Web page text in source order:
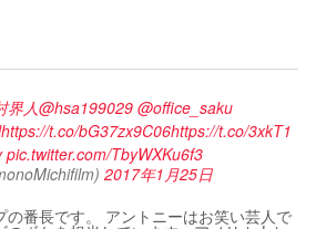
界人@hsa199029 @office_saku
https://t.co/bG37zx9C06https://t.co/3xkT1
pic.twitter.com/TbyWXKu6f3
2017年1月25日
の番長です。 アントニーはお笑い芸人で